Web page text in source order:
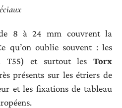
8 à 24 mm couvrent la
qu’on oublie souvent : les
T55) et surtout les Torx
présents sur les étriers de
et les fixations de tableau